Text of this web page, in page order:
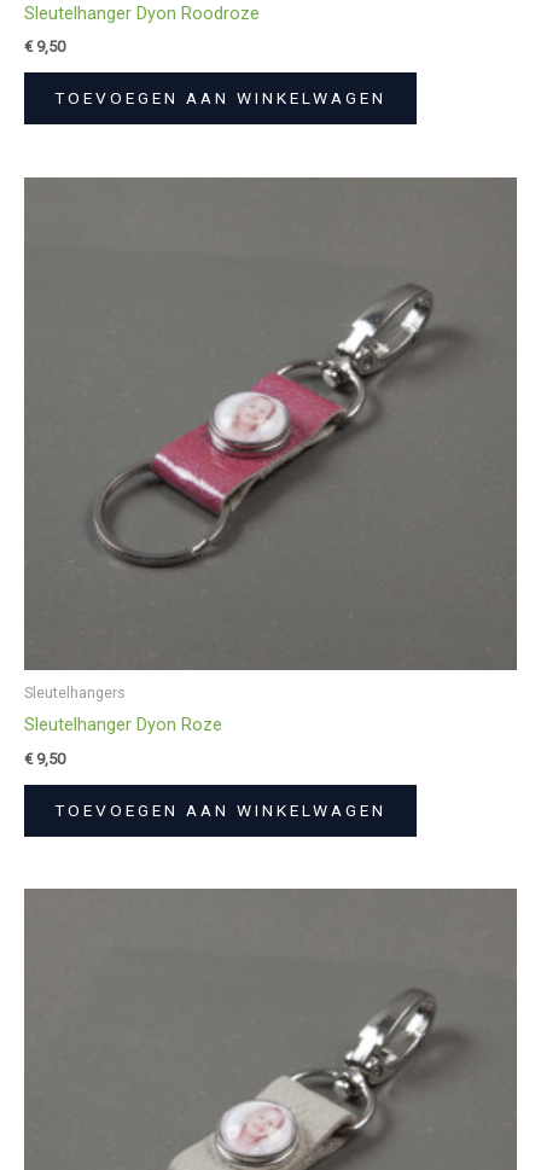
Sleutelhanger Dyon Roodroze
€9,50
TOEVOEGEN AAN WINKELWAGEN
Sleutelhangers
Sleutelhanger Dyon Roze
€9,50
TOEVOEGEN AAN WINKELWAGEN